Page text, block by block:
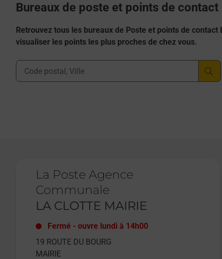
Bureaux de poste et points de contact
Retrouvez tous les bureaux de Poste et points de
visualiser les points les plus proches de chez vous.
Ville, Département, Code Postal
La Poste Agence
Communale
LA CLOTTE MAIRIE
Fermé - ouvre lundi à 14h00
19 ROUTE DU BOURG
MAIRIE